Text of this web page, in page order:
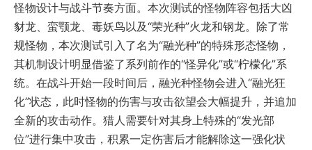
怪物设计与战斗节奏方面。本次测试的怪物阵容包括大凶
豺龙、蛮颚龙、毒妖鸟以及“荣光种”火龙和钢龙。除了常
规怪物，本次测试引入了名为“融光种”的特殊形态怪物，
其机制设计明显借鉴了系列前作的“怪异化”或“柠檬化”系
统。在战斗开始一段时间后，融光种怪物会进入“融光狂
化”状态，此时怪物的伤害与攻击欲望会大幅提升，并追加
全新的攻击动作。猎人需要针对其身上特殊的“发光部
位”进行集中攻击，积累一定伤害后才能解除这一强化状